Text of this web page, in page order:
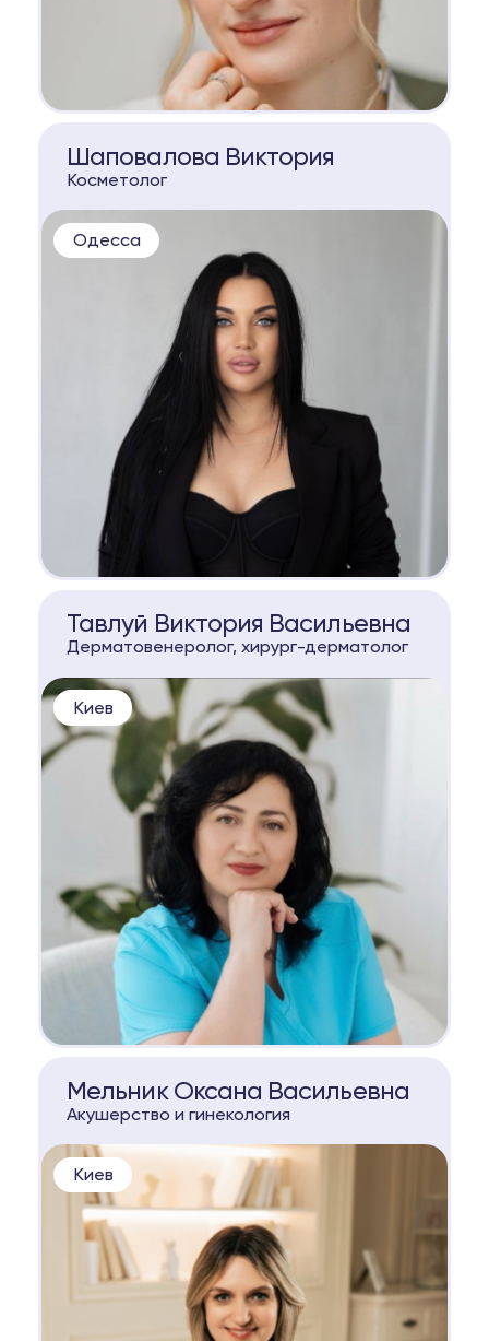
Шаповалова Виктория
Косметолог
Одесса
Тавлуй Виктория Васильевна
Дерматовенеролог, хирург-дерматолог
Киев
Мельник Оксана Васильевна
Акушерство и гинекология
Киев